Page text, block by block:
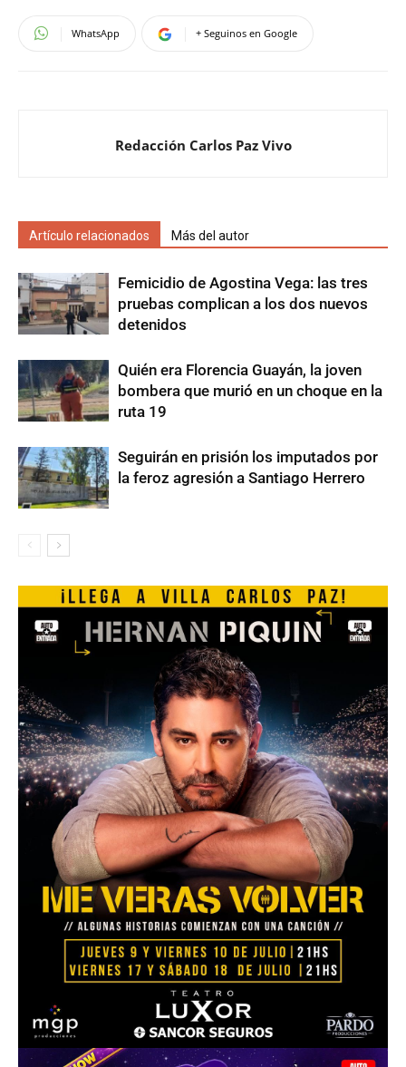
WhatsApp + Seguinos en Google
Redacción Carlos Paz Vivo
Artículo relacionados Más del autor
Femicidio de Agostina Vega: las tres
pruebas complican a los dos nuevos
detenidos
Quién era Florencia Guayán, la joven
bombera que murió en un choque en la
ruta 19
Seguirán en prisión los imputados por
la feroz agresión a Santiago Herrero